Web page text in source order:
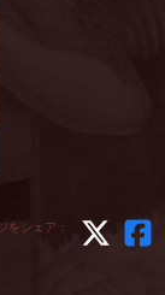
をシェア：